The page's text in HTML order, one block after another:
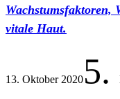
Wachstumsfaktoren,
vitale Haut.
13. Oktober 20205.